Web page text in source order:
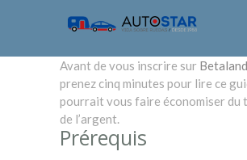
Avant de vous inscrire sur
prenez cinq minutes pour lire ce
pourrait vous faire économiser du
de l’argent.
Prérequis